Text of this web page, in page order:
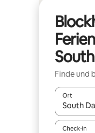
Finde und
Ort
Wenn
Check-in